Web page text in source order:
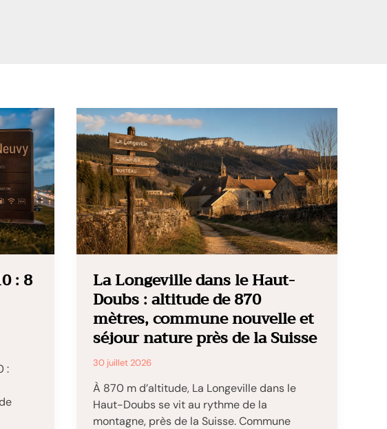
: 8
:
La Longeville dans le Haut-
Doubs : altitude de 870
mètres, commune nouvelle et
séjour nature près de la Suisse
30 juillet 2026
À 870 m d’altitude, La Longeville dans le
Haut-Doubs se vit au rythme de la
montagne, près de la Suisse. Commune